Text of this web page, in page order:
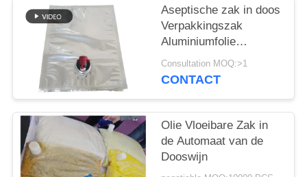
Aseptische zak in doos
Verpakkingszak
Aluminiumfolie
gelamineerd 3-25L
Warmte afdichting
drank
Consultation MOQ:>1
CONTACT
Olie Vloeibare Zak in
de Automaat van de
Dooswijn